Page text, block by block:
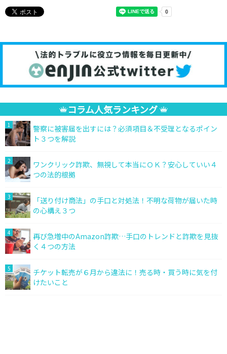
コラム人気ランキング
1
警察に被害届を出すには？必須項目＆不受理となるポイン
ト３つを解説
2
ワンクリック詐欺、無視して本当にＯＫ？安心していい４
つの法的根拠
3
「送り付け商法」の手口と対処法！不明な荷物が届いた時
の心構え３つ
4
再び急増中のAmazon詐欺…手口のトレンドと詐欺を見抜
く４つの方法
5
チケット転売が６月から違法に！売る時・買う時に気を付
けたいこと